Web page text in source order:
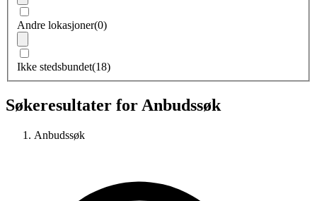
Andre lokasjoner(0)
Ikke stedsbundet(18)
Søkeresultater for Anbudssøk
Anbudssøk